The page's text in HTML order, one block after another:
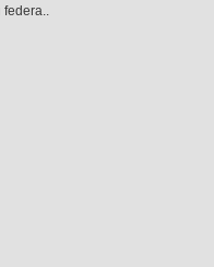
federa..